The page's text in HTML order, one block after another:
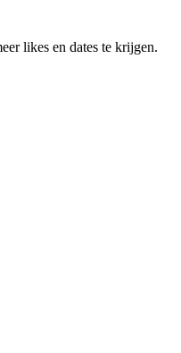
likes en dates te krijgen.